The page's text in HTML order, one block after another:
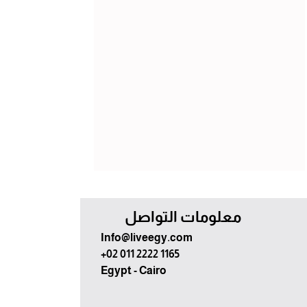
معلومات التواصل
Info@liveegy.com
+02 011 2222 1165
Egypt - Cairo